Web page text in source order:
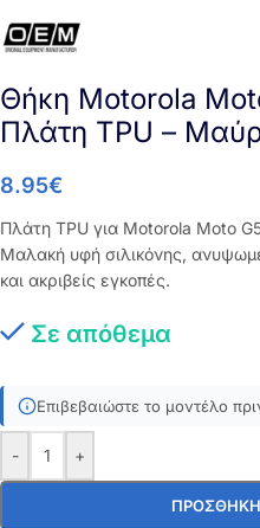
Θήκη Motorola
Πλάτη TPU –
8.95€
Πλάτη TPU για Motorola Moto
Μαλακή υφή σιλικόνης,
και ακριβείς εγκοπές.
Σε απόθεμα
Επιβεβαιώστε το μοντέλο
- +
ΠΡΟΣΘΉΚΗ